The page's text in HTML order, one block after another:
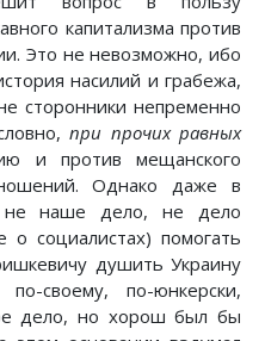
капитализма против
Это не невозможно, ибо
насилий и грабежа,
сторонники непременно
при прочих равных
и против мещанского
Однако даже в
не наше дело, не дело
социалистах) помогать
душить Украину
своему, по-юнкерски,
дело, но хорош был бы